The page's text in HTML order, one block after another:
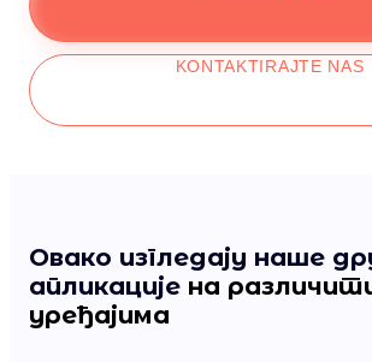
KONTAKTIRAJTE NAS
Овако изгледају наше
апликације на
уређајима